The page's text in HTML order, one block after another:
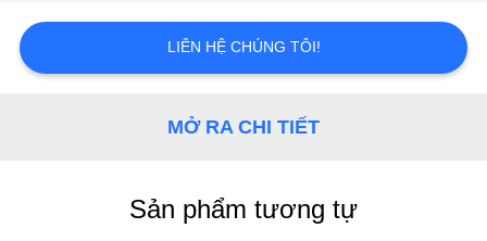
LIÊN
HỆ
LIÊN HỆ CHÚNG TÔI!
MỞ RA CHI TIẾT
Sản phẩm tương tự